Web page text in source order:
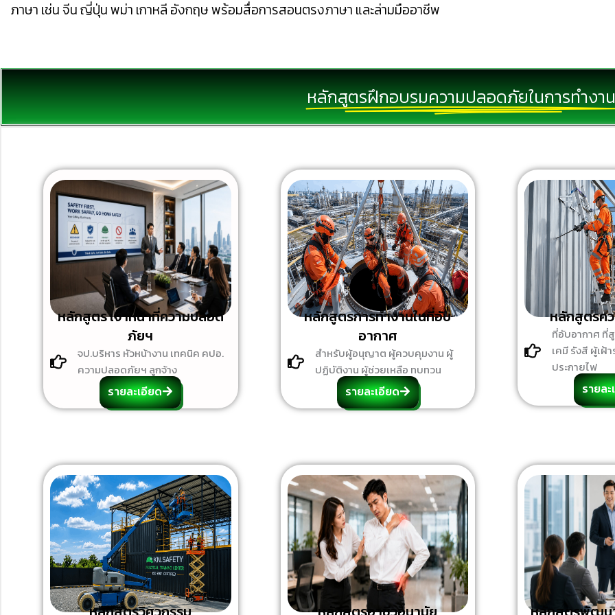
ภาษา เช่น จีน ญี่ปุ่น พม่า เกาหลี อังกฤษ พร้อมสื่อการสอนตรงภาษา และล่ามมืออาชีพ
หลักสูตรฝึกอบรมความปลอดภัยในการทำงาน
หลักสูตร เจ้าหน้าที่ความปลอด
ภัยฯ
จป.บริหาร หัวหน้างาน เทคนิค คปอ.
ความปลอดภัยฯ ลูกจ้าง
รายละเอียด
หลักสูตรการทำงานในที่อับ
อากาศ
สำหรับผู้อนุญาต ผู้ควบคุมงาน ผู้
ปฏิบัติงาน ผู้ช่วยเหลือ ทบทวน
รายละเอียด
หลักสูตรค
ที่อับอากาศ ที่
เคมี รังสี ผู้เฝ้
ประกายไฟ
รายล